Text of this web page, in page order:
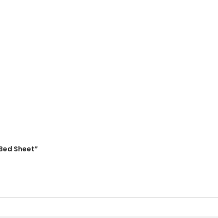
Sheet”